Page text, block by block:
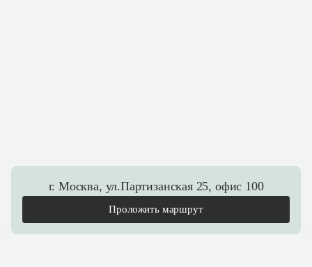
г. Москва, ул.Партизанская 25, офис 100
Проложить маршрут